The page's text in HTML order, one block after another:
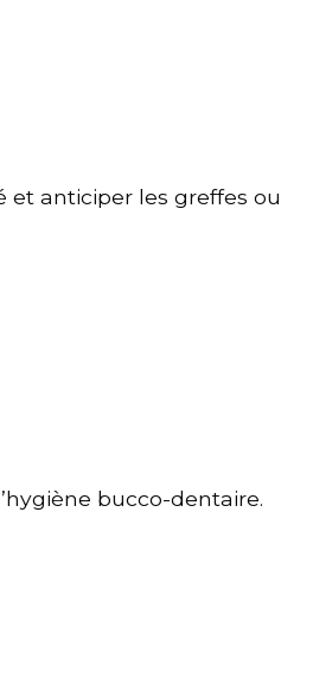
et anticiper les greffes ou
bucco-dentaire.